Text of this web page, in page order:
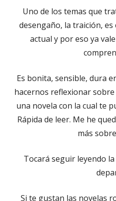
Uno de los temas que
desengaño, la traición,
actual y por eso ya
Es bonita, sensible, dura
hacernos reflexionar
una novela con la cual te
Rápida de leer. Me he
más
Tocará seguir leyendo
Si te gustan las novelas